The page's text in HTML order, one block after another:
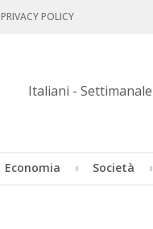
PRIVACY POLICY
Economia Società